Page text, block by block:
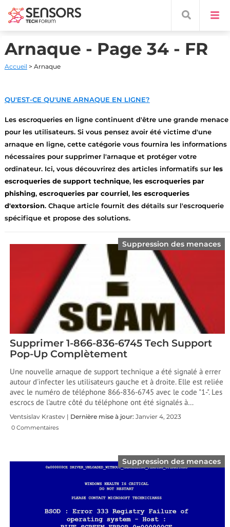
Arnaque - Page 34 - FR
Accueil > Arnaque
QU'EST-CE QU'UNE ARNAQUE EN LIGNE?
Les escroqueries en ligne continuent d'être une grande menace
pour les utilisateurs. Si vous pensez avoir été victime d'une
arnaque en ligne, cette catégorie vous fournira les informations
nécessaires pour supprimer l'arnaque et protéger votre
ordinateur. Ici, vous découvrirez des articles informatifs sur les
escroqueries de support technique, les escroqueries par
phishing, escroqueries par courriel, les escroqueries
d'extorsion. Chaque article fournit des détails sur l'escroquerie
spécifique et propose des solutions.
Suppression des menaces
Supprimer 1-866-836-6745 Tech Support
Pop-Up Complètement
Une nouvelle arnaque de support technique a été signalé à errer
autour d'infecter les utilisateurs gauche et à droite. Elle est reliée
avec le numéro de téléphone 866-836-6745 avec le code "1-". Les
escrocs de l'autre côté du téléphone ont été signalés à…
Ventsislav Krastev | Dernière mise à jour: Janvier 4, 2023
0 Commentaires
Suppression des menaces